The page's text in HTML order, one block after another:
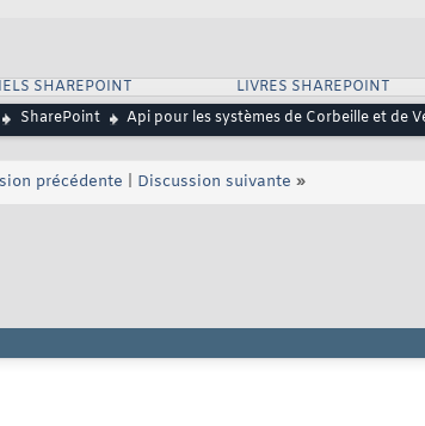
SHAREPOINT LIVRES SHAREPOINT
SharePoint Api pour les systèmes de Corbeille et de
précédente Discussion suivante »